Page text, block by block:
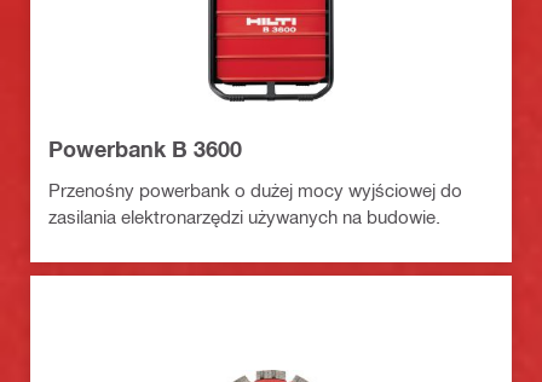
Powerbank B 3600
Przenośny powerbank o dużej mocy wyjściowej do
zasilania elektronarzędzi używanych na budowie.